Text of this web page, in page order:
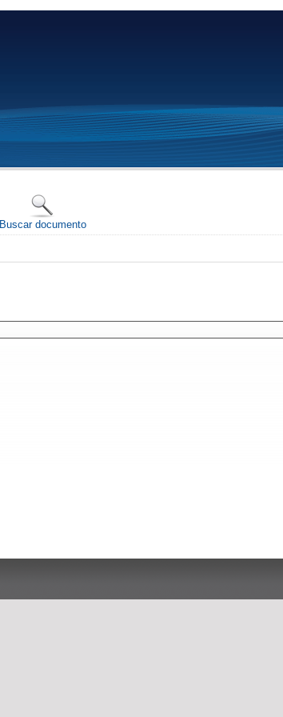
Buscar documento